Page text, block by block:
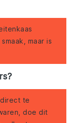
maar is
te
doe dit